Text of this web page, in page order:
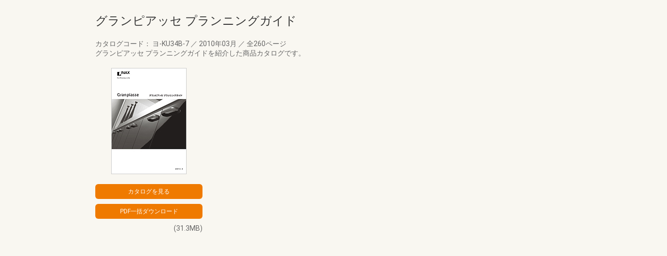
グランピアッセ プランニングガイド
カタログコード： ヨ-KU34B-7 ／ 2010年03月 ／ 全260ページ
グランピアッセ プランニングガイドを紹介した商品カタログです。
(31.3MB)